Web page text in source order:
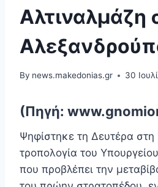
Αλτιναλμάζη
By news.makedonias.gr 30
(Πηγή:
Ψηφίστηκε τη Δευτέρα
τροπολογία του
που προβλέπει την